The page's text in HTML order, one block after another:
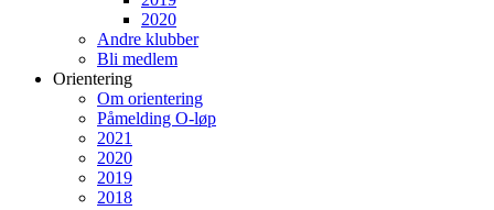
2020
Andre klubber
Bli medlem
Orientering
Om orientering
Påmelding O-løp
2021
2020
2019
2018